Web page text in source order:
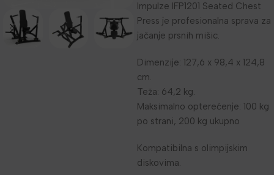
Impulze IFP1201 Seated Chest
Press je profesionalna sprava za
jačanje prsnih mišic.
Dimenzije: 127,6 x 98,4 x 124,8
cm.
Teža: 64,2 kg.
Maksimalno opterećenje: 100 kg
po strani, 200 kg ukupno
Kompatibilna s olimpijskim
diskovima.